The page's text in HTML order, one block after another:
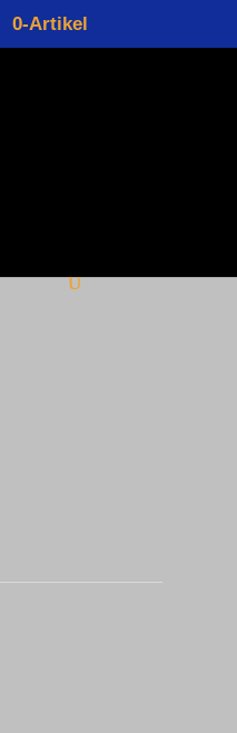
0-Artikel